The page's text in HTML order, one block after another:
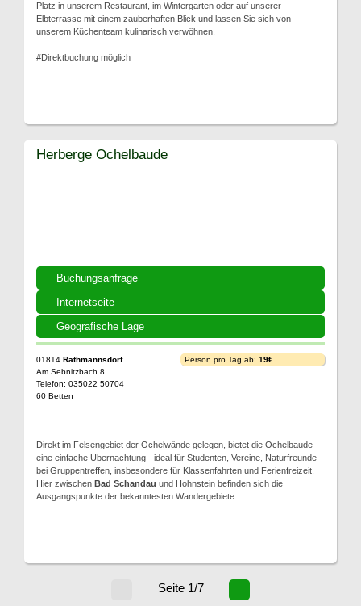
Platz in unserem Restaurant, im Wintergarten oder auf unserer
Elbterrasse mit einem zauberhaften Blick und lassen Sie sich von
unserem Küchenteam kulinarisch verwöhnen.
#Direktbuchung möglich
Buchungsanfrage
Internetseite
Geografische Lage
Herberge Ochelbaude
01814 Rathmannsdorf
Am Sebnitzbach 8
Telefon: 035022 50704
60 Betten
Person pro Tag ab: 19€
Direkt im Felsengebiet der Ochelwände gelegen, bietet die Ochelbaude
eine einfache Übernachtung - ideal für Studenten, Vereine, Naturfreunde -
bei Gruppentreffen, insbesondere für Klassenfahrten und Ferienfreizeit.
Hier zwischen Bad Schandau und Hohnstein befinden sich die
Ausgangspunkte der bekanntesten Wandergebiete.
Seite 1/7